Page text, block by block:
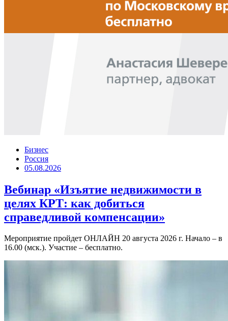
Бизнес
Россия
05.08.2026
Вебинар «Изъятие недвижимости в
целях КРТ: как добиться
справедливой компенсации»
Мероприятие пройдет ОНЛАЙН 20 августа 2026 г. Начало – в
16.00 (мск.). Участие – бесплатно.